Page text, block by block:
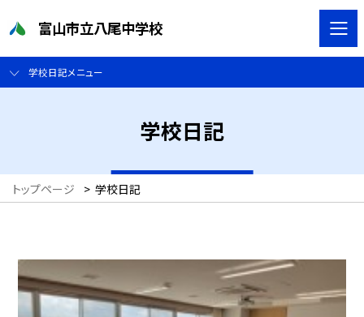
富山市立八尾中学校
学校日記メニュー
学校日記
トップページ > 学校日記